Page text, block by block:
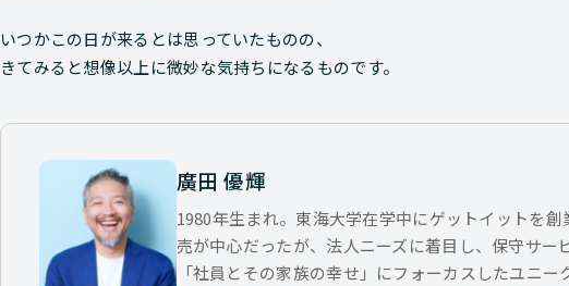
いつかこの日が来るとは思っていたものの、
きてみると想像以上に微妙な気持ちになるものです。
廣田 優輝
1980年生まれ。東海大学在学中にゲットイットを
売が中心だったが、法人ニーズに着目し、保守サー
「社員とその家族の幸せ」にフォーカスしたユニー